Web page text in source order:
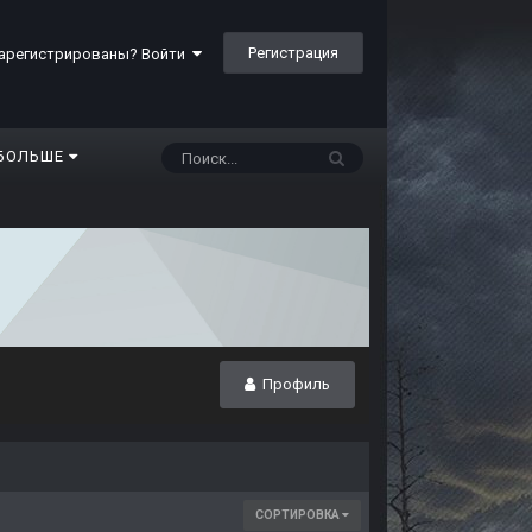
Войти Регистрация
Профиль
СОРТИРОВКА